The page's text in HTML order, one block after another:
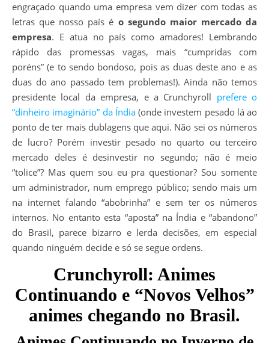
engraçado quando uma empresa vem dizer com todas as
letras que nosso país é o segundo maior mercado da
empresa. E atua no país como amadores! Lembrando
rápido das promessas vagas, mais “cumpridas com
poréns” (e to sendo bondoso, pois as duas deste ano e as
duas do ano passado tem problemas!). Ainda não temos
presidente local da empresa, e a Crunchyroll prefere o
“dinheiro imaginário” da Índia(onde investem pesado lá ao
ponto de ter mais dublagens que aqui. Não sei os números
de lucro? Porém investir pesado no quarto ou terceiro
mercado deles é desinvestir no segundo; não é meio
“tolice”? Mas quem sou eu pra questionar? Sou somente
um administrador, num emprego público; sendo mais um
na internet falando “abobrinha” e sem ter os números
internos. No entanto esta “aposta” na Índia e “abandono”
do Brasil, parece bizarro e lerda decisões, em especial
quando ninguém decide e só se segue ordens.
Crunchyroll: Animes
Continuando e “Novos Velhos”
animes chegando no Brasil.